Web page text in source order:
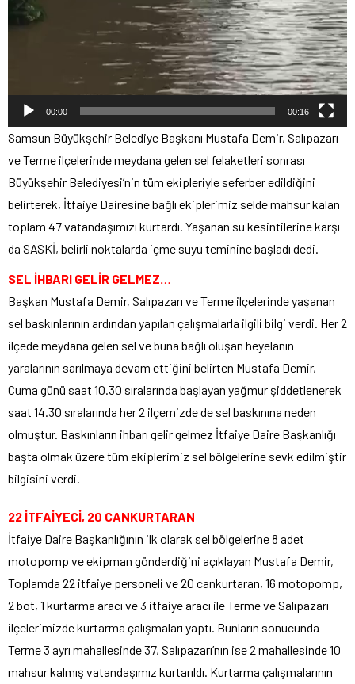
00:00 00:16
Samsun Büyükşehir Belediye Başkanı Mustafa Demir, Salıpazarı
ve Terme ilçelerinde meydana gelen sel felaketleri sonrası
Büyükşehir Belediyesi’nin tüm ekipleriyle seferber edildiğini
belirterek, İtfaiye Dairesine bağlı ekiplerimiz selde mahsur kalan
toplam 47 vatandaşımızı kurtardı. Yaşanan su kesintilerine karşı
da SASKİ, belirli noktalarda içme suyu teminine başladı dedi.
SEL İHBARI GELİR GELMEZ…
Başkan Mustafa Demir, Salıpazarı ve Terme ilçelerinde yaşanan
sel baskınlarının ardından yapılan çalışmalarla ilgili bilgi verdi. Her 2
ilçede meydana gelen sel ve buna bağlı oluşan heyelanın
yaralarının sarılmaya devam ettiğini belirten Mustafa Demir,
Cuma günü saat 10.30 sıralarında başlayan yağmur şiddetlenerek
saat 14.30 sıralarında her 2 ilçemizde de sel baskınına neden
olmuştur. Baskınların ihbarı gelir gelmez İtfaiye Daire Başkanlığı
başta olmak üzere tüm ekiplerimiz sel bölgelerine sevk edilmiştir
bilgisini verdi.
22 İTFAİYECİ, 20 CANKURTARAN
İtfaiye Daire Başkanlığının ilk olarak sel bölgelerine 8 adet
motopomp ve ekipman gönderdiğini açıklayan Mustafa Demir,
Toplamda 22 itfaiye personeli ve 20 cankurtaran, 16 motopomp,
2 bot, 1 kurtarma aracı ve 3 itfaiye aracı ile Terme ve Salıpazarı
ilçelerimizde kurtarma çalışmaları yaptı. Bunların sonucunda
Terme 3 ayrı mahallesinde 37, Salıpazarı’nın ise 2 mahallesinde 10
mahsur kalmış vatandaşımız kurtarıldı. Kurtarma çalışmalarının